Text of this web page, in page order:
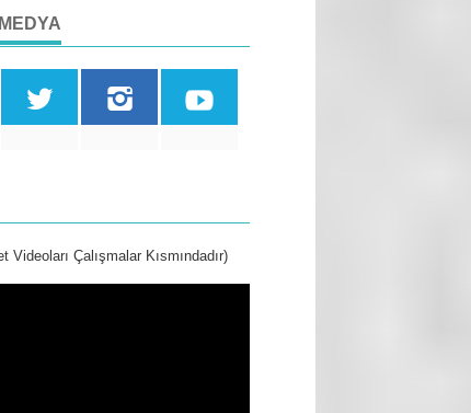
Videoları Çalışmalar Kısmındadır)